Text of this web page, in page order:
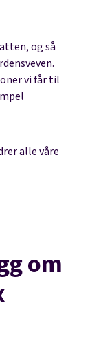
og så
vi får til
alle våre
om